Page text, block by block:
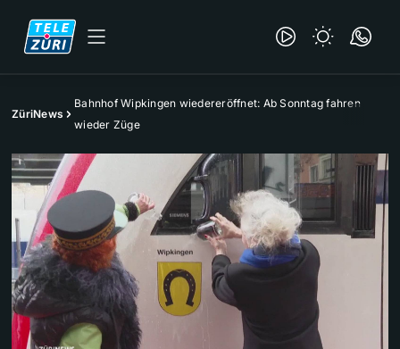
ZüriNews
Bahnhof Wipkingen wiedereröffnet: Ab Sonntag fahren
wieder Züge